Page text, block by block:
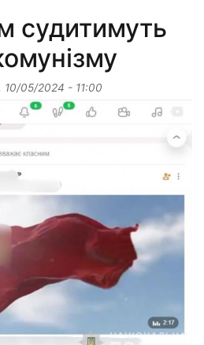
судитимуть
10/05/2024 - 11:00